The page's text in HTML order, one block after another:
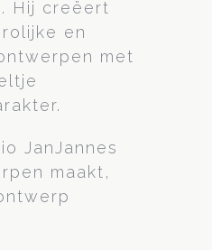
Hij creëert
en
met
JanJannes
maakt,